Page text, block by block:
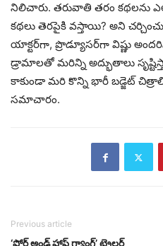
నిలిచారు. తరువాతి తరం కథలను
కథలు తెరపైకి వస్తాయి? అని
యాక్టర్‌గా, ప్రొడ్యూసర్‌గా విష్ణు
డ్రామాలతో మరిన్ని అద్భుతాలు
కాకుండా మరి కొన్ని భారీ బడ్జెట్
సమాచారం.
Previous article
‘ఫోర్ అండ్ హాఫ్ గ్యాంగ్’ ట్రైలర్